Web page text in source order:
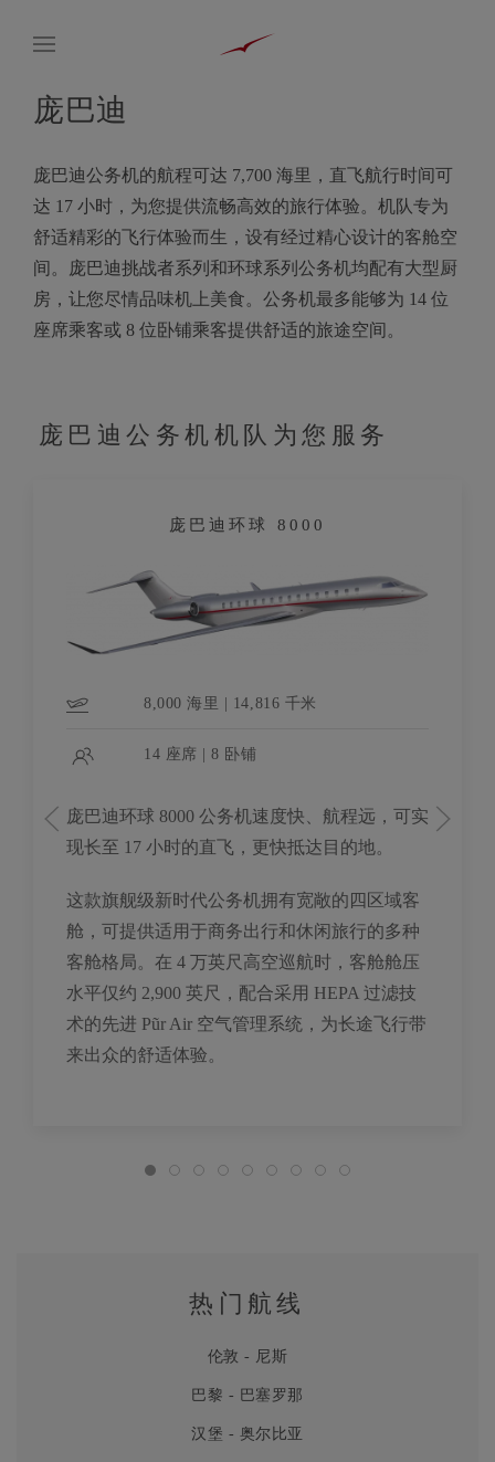
庞巴迪公务机的航程可达 7,700 海里，直飞航行时间可
达 17 小时，为您提供流畅高效的旅行体验。机队专为
舒适精彩的飞行体验而生，设有经过精心设计的客舱空
间。庞巴迪挑战者系列和环球系列公务机均配有大型厨
房，让您尽情品味机上美食。公务机最多能够为 14 位
座席乘客或 8 位卧铺乘客提供舒适的旅途空间。
庞巴迪
庞巴迪公务机机队为您服务
庞巴迪环球 8000
8,000 海里 | 14,816 千米
14 座席 | 8 卧铺
庞巴迪环球 8000 公务机速度快、航程远，可实
现长至 17 小时的直飞，更快抵达目的地。
这款旗舰级新时代公务机拥有宽敞的四区域客
舱，可提供适用于商务出行和休闲旅行的多种
客舱格局。在 4 万英尺高空巡航时，客舱舱压
水平仅约 2,900 英尺，配合采用 HEPA 过滤技
术的先进 Pũr Air 空气管理系统，为长途飞行带
来出众的舒适体验。
热门航线
伦敦 - 尼斯
巴黎 - 巴塞罗那
汉堡 - 奥尔比亚